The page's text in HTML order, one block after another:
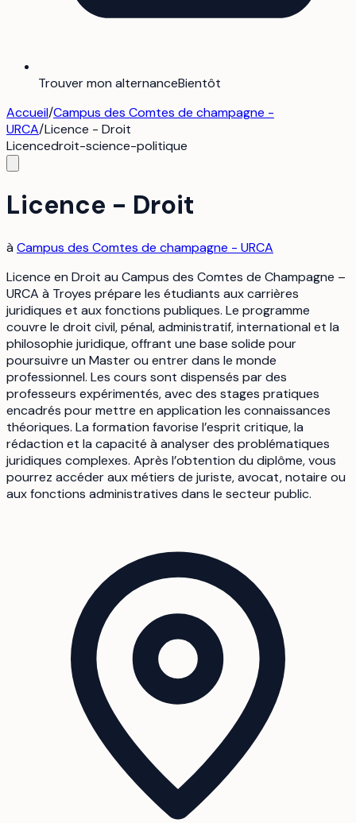
Trouver mon alternanceBientôt
Accueil/Campus des Comtes de champagne -
URCA/Licence - Droit
Licencedroit-science-politique
Licence - Droit
à Campus des Comtes de champagne - URCA
Licence en Droit au Campus des Comtes de Champagne –
URCA à Troyes prépare les étudiants aux carrières
juridiques et aux fonctions publiques. Le programme
couvre le droit civil, pénal, administratif, international et la
philosophie juridique, offrant une base solide pour
poursuivre un Master ou entrer dans le monde
professionnel. Les cours sont dispensés par des
professeurs expérimentés, avec des stages pratiques
encadrés pour mettre en application les connaissances
théoriques. La formation favorise l’esprit critique, la
rédaction et la capacité à analyser des problématiques
juridiques complexes. Après l’obtention du diplôme, vous
pourrez accéder aux métiers de juriste, avocat, notaire ou
aux fonctions administratives dans le secteur public.